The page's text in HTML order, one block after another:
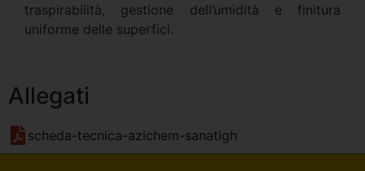
traspirabilità, gestione dell’umidità e finitura
uniforme delle superfici.
Allegati
scheda-tecnica-azichem-sanatigh